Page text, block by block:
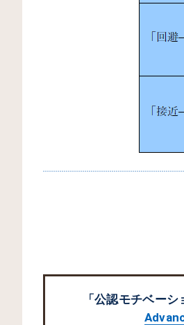
「公認モチベーシ